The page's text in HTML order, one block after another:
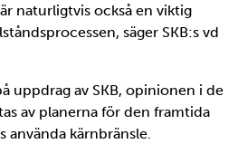
naturligtvis också en viktig
säger SKB:s vd
uppdrag av SKB, opinionen i de
av planerna för den framtida
använda kärnbränsle.